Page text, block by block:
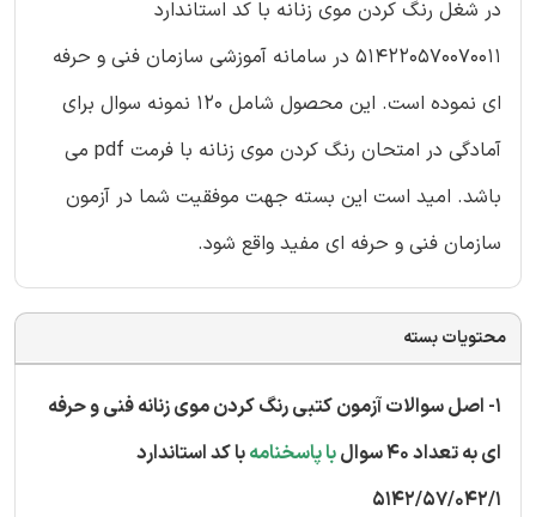
در شغل رنگ کردن موی زنانه با کد استاندارد
514220570070011 در سامانه آموزشی سازمان فنی و حرفه
ای نموده است. این محصول شامل 120 نمونه سوال برای
آمادگی در امتحان رنگ کردن موی زنانه با فرمت pdf می
باشد. امید است این بسته جهت موفقیت شما در آزمون
سازمان فنی و حرفه ای مفید واقع شود.
محتویات بسته
1- اصل سوالات آزمون کتبی رنگ کردن موی زنانه فنی و حرفه
ای به تعداد 40 سوال
با پاسخنامهبا کد استاندارد
5142/57/042/1